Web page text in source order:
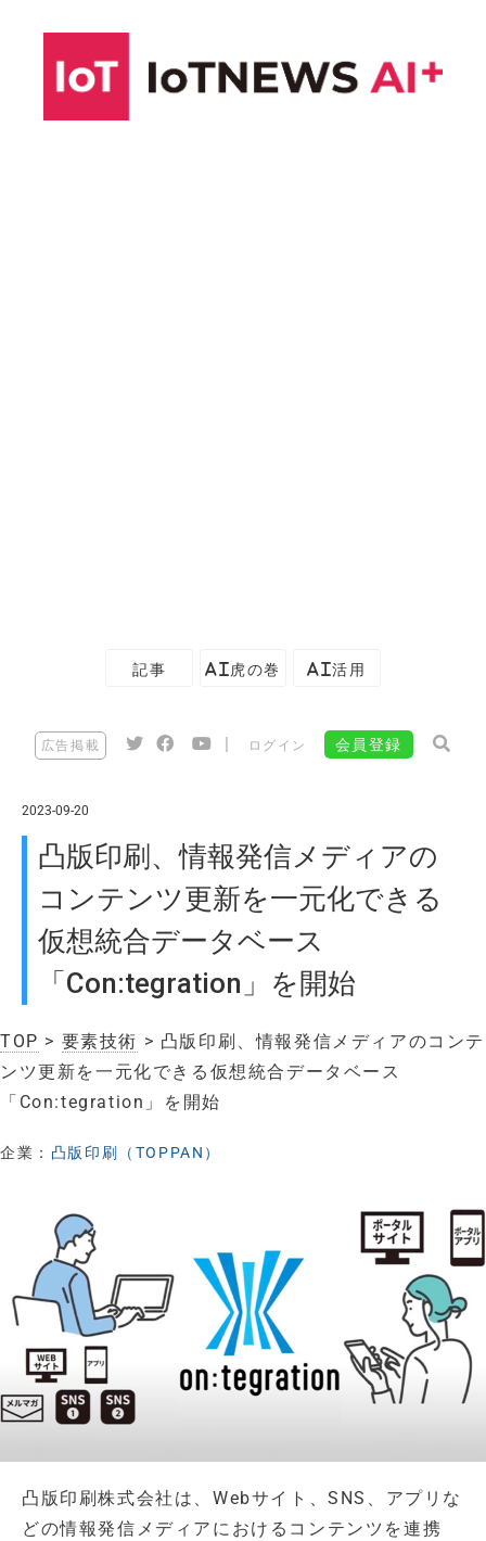
記事 AI虎の巻 AI活用
広告掲載 ログイン 会員登録
2023-09-20
凸版印刷、情報発信メディアの
コンテンツ更新を一元化できる
仮想統合データベース
「Con:tegration」を開始
TOP > 要素技術 > 凸版印刷、情報発信メディアのコンテ
ンツ更新を一元化できる仮想統合データベース
「Con:tegration」を開始
企業： 凸版印刷（TOPPAN）
凸版印刷株式会社は、Webサイト、SNS、アプリな
どの情報発信メディアにおけるコンテンツを連携